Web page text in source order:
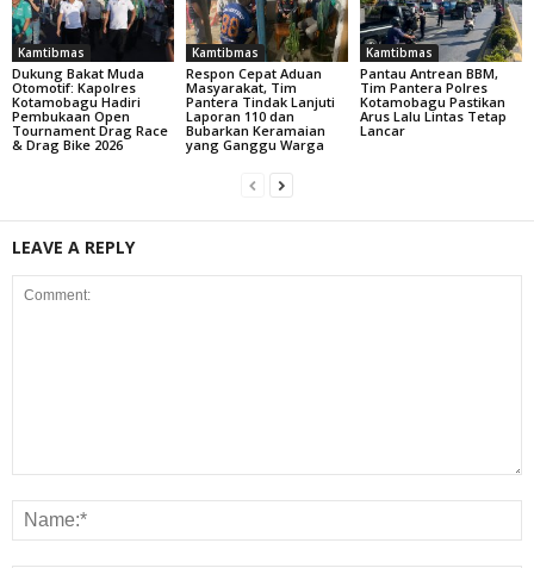
Kamtibmas
Dukung Bakat Muda
Otomotif: Kapolres
Kotamobagu Hadiri
Pembukaan Open
Tournament Drag Race
& Drag Bike 2026
Kamtibmas
Respon Cepat Aduan
Masyarakat, Tim
Pantera Tindak Lanjuti
Laporan 110 dan
Bubarkan Keramaian
yang Ganggu Warga
Kamtibmas
Pantau Antrean BBM,
Tim Pantera Polres
Kotamobagu Pastikan
Arus Lalu Lintas Tetap
Lancar
LEAVE A REPLY